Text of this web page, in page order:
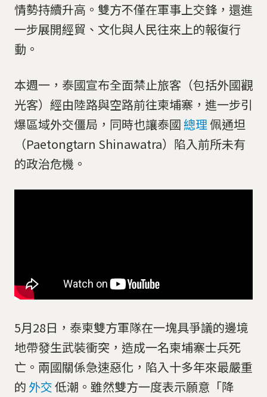
情勢持續升高。雙方不僅在軍事上交鋒，還進
一步展開經貿、文化與人民往來上的報復行
動。
本週一，泰國宣布全面禁止旅客（包括外國觀
光客）經由陸路與空路前往柬埔寨，進一步引
爆區域外交僵局，同時也讓泰國總理佩通坦
（Paetongtarn Shinawatra）陷入前所未有
的政治危機。
5月28日，泰柬雙方軍隊在一塊具爭議的邊境
地帶發生武裝衝突，造成一名柬埔寨士兵死
亡。兩國關係急速惡化，陷入十多年來最嚴重
的 外交低潮。雖然雙方一度表示願意「降